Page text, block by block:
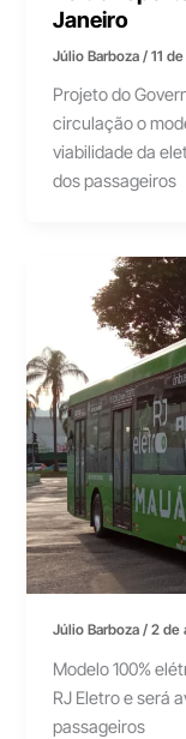
Janeiro
Júlio Barboza/11
Projeto do
circulação o
viabilidade da
dos passageiros
Júlio Barboza/2 de
Modelo 100%
RJ Eletro e será
passageiros